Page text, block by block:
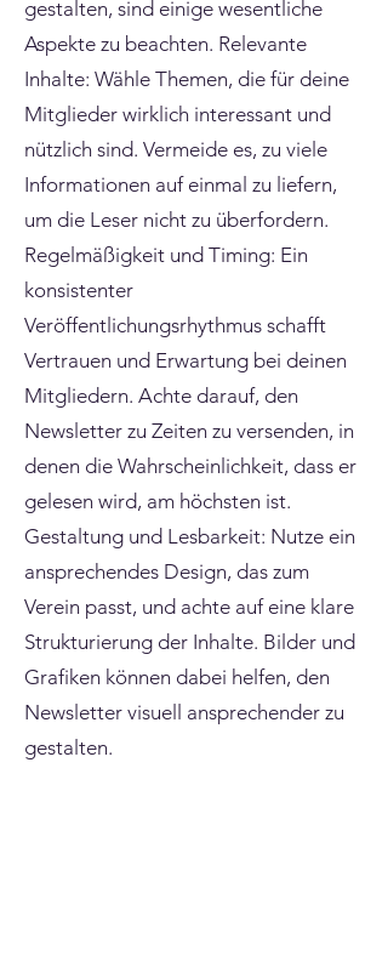
gestalten, sind einige wesentliche
Aspekte zu beachten. Relevante
Inhalte: Wähle Themen, die für deine
Mitglieder wirklich interessant und
nützlich sind. Vermeide es, zu viele
Informationen auf einmal zu liefern,
um die Leser nicht zu überfordern.
Regelmäßigkeit und Timing: Ein
konsistenter
Veröffentlichungsrhythmus schafft
Vertrauen und Erwartung bei deinen
Mitgliedern. Achte darauf, den
Newsletter zu Zeiten zu versenden, in
denen die Wahrscheinlichkeit, dass er
gelesen wird, am höchsten ist.
Gestaltung und Lesbarkeit: Nutze ein
ansprechendes Design, das zum
Verein passt, und achte auf eine klare
Strukturierung der Inhalte. Bilder und
Grafiken können dabei helfen, den
Newsletter visuell ansprechender zu
gestalten.